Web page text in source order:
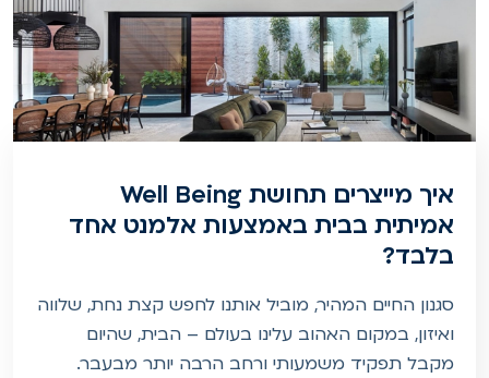
איך מייצרים תחושת Well Being
אמיתית בבית באמצעות אלמנט אחד
בלבד?
סגנון החיים המהיר, מוביל אותנו לחפש קצת נחת, שלווה
ואיזון, במקום האהוב עלינו בעולם – הבית, שהיום
מקבל תפקיד משמעותי ורחב הרבה יותר מבעבר.